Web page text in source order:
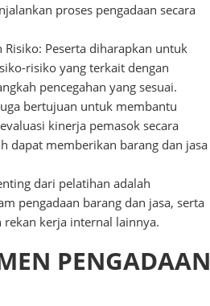
proses pengadaan secara
Peserta diharapkan untuk
risiko yang terkait dengan
pencegahan yang sesuai.
bertujuan untuk membantu
kinerja pemasok secara
dapat memberikan barang dan jasa
dari pelatihan adalah
pengadaan barang dan jasa, serta
kerja internal lainnya.
PENGADAAN